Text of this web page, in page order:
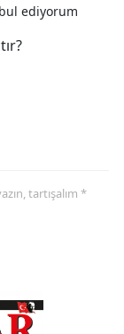
ediyorum
tartışalım *